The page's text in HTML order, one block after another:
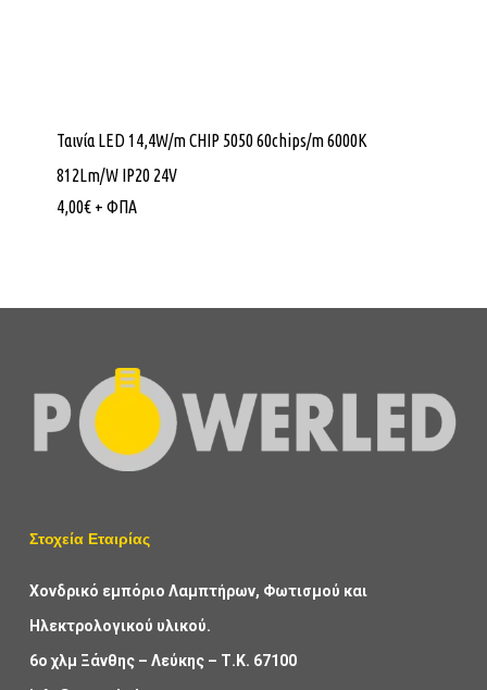
Ταινία LED 14,4W/m CHIP 5050 60chips/m 6000K
812Lm/W IP20 24V
4,00€ + ΦΠΑ
Στοχεία Εταιρίας
Χονδρικό εμπόριο Λαμπτήρων, Φωτισμού και
Ηλεκτρολογικού υλικού.
6ο χλμ Ξάνθης – Λεύκης – Τ.Κ. 67100